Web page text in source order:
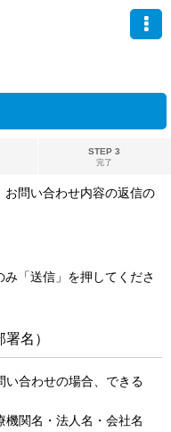
STEP 3
完了
お問い合わせ内容の返信の
「送信」を押してくださ
名）
合わせの場合、できる
関名・法人名・会社名